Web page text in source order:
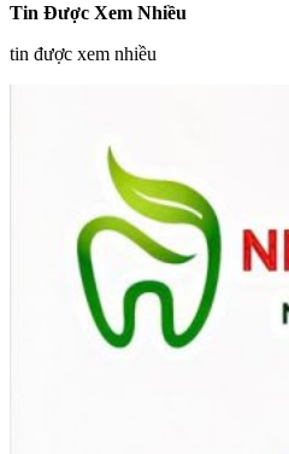
Tin Được Xem Nhiều
tin được xem nhiều